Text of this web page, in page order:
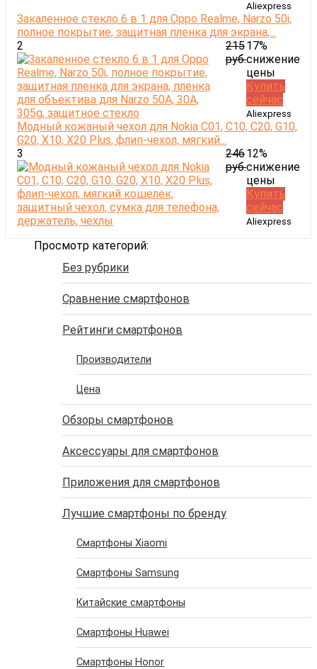
Aliexpress
Закаленное стекло 6 в 1 для Oppo Realme, Narzo 50i,
полное покрытие, защитная пленка для экрана,...
2
215
руб.
17%
снижение
цены
Купить
сейчас
Aliexpress
Модный кожаный чехол для Nokia C01, C10, C20, G10,
G20, X10, X20 Plus, флип-чехол, мягкий...
3
246
руб.
12%
снижение
цены
Купить
сейчас
Aliexpress
Просмотр категорий:
Без рубрики
Сравнение смартфонов
Рейтинги смартфонов
Производители
Цена
Обзоры смартфонов
Аксессуары для смартфонов
Приложения для смартфонов
Лучшие смартфоны по бренду
Cмартфоны Xiaomi
Cмартфоны Samsung
Китайские смартфоны
Cмартфоны Huawei
Cмартфоны Honor